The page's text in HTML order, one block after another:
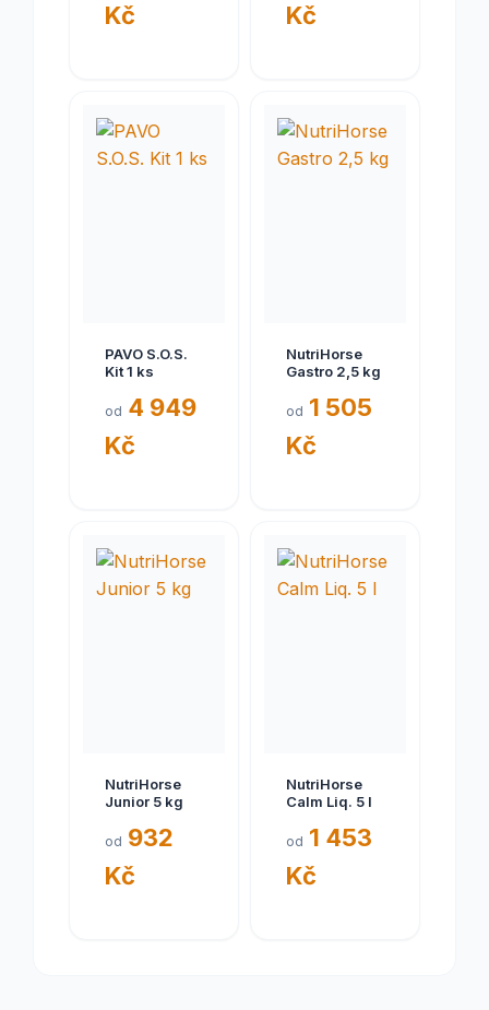
Kč
Kč
PAVO S.O.S.
Kit 1 ks
od 4 949
Kč
NutriHorse
Gastro 2,5 kg
od 1 505
Kč
NutriHorse
Junior 5 kg
od 932
Kč
NutriHorse
Calm Liq. 5 l
od 1 453
Kč